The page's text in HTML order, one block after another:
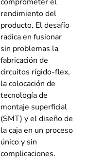
comprometer el
rendimiento del
producto. El desafío
radica en fusionar
sin problemas la
fabricación de
circuitos rígido-flex,
la colocación de
tecnología de
montaje superficial
(SMT) y el diseño de
la caja en un proceso
único y sin
complicaciones.